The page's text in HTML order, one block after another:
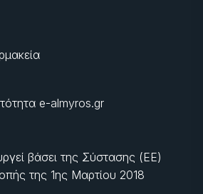
e-almyros.gr
βάσει της Σύστασης (ΕΕ)
της 1ης Μαρτίου 2018